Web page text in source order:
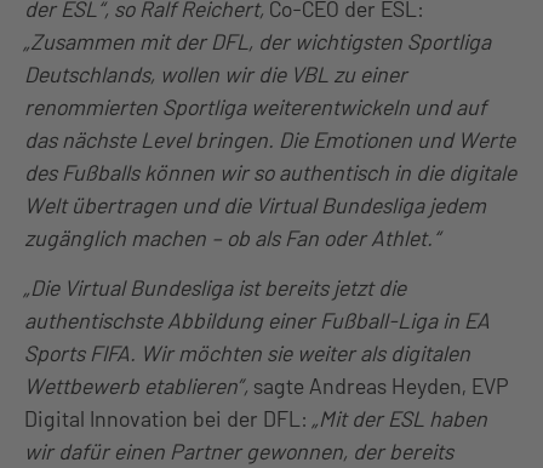
der ESL“, so Ralf Reichert, Co-CEO der ESL:
„Zusammen mit der DFL, der wichtigsten Sportliga
Deutschlands, wollen wir die VBL zu einer
renommierten Sportliga weiterentwickeln und auf
das nächste Level bringen. Die Emotionen und Werte
des Fußballs können wir so authentisch in die digitale
Welt übertragen und die Virtual Bundesliga jedem
zugänglich machen – ob als Fan oder Athlet.“
„Die Virtual Bundesliga ist bereits jetzt die
authentischste Abbildung einer Fußball-Liga in EA
Sports FIFA. Wir möchten sie weiter als digitalen
Wettbewerb etablieren”, sagte Andreas Heyden, EVP
Digital Innovation bei der DFL: „Mit der ESL haben
wir dafür einen Partner gewonnen, der bereits